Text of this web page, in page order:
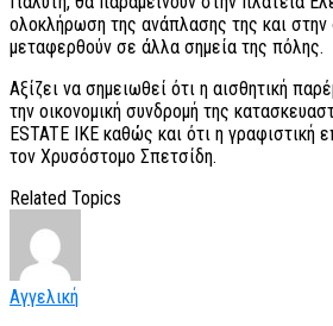
ολοκλήρωση της ανάπλασης της και στην
μεταφερθούν σε άλλα σημεία της πόλης.
Αξίζει να σημειωθεί ότι η αισθητική
την οικονομική συνδρομή της
ESTATE IKE καθώς και ότι η γραφιστική
τον Χρυσόστομο Σπετσίδη.
Related Topics
Αγγελική